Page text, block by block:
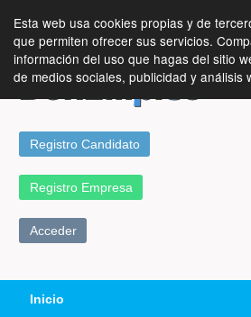
Esta web usa cookies propias y de
que permiten ofrecer sus servicios.
información del uso que hagas del sitio
de medios sociales, publicidad y análisis
Registro Candidato
Registro Empresa
Acceder
Inicio